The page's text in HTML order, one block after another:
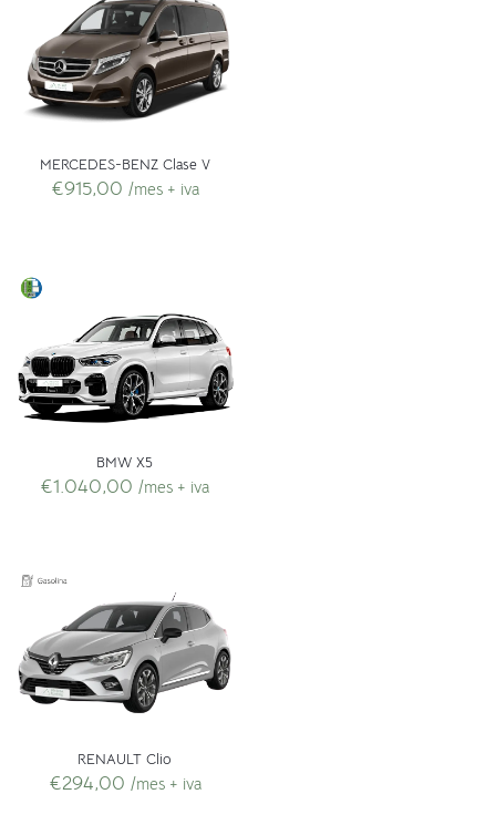
MERCEDES-BENZ Clase V
€915,00 /mes + iva
BMW X5
€1.040,00 /mes + iva
RENAULT Clio
€294,00 /mes + iva